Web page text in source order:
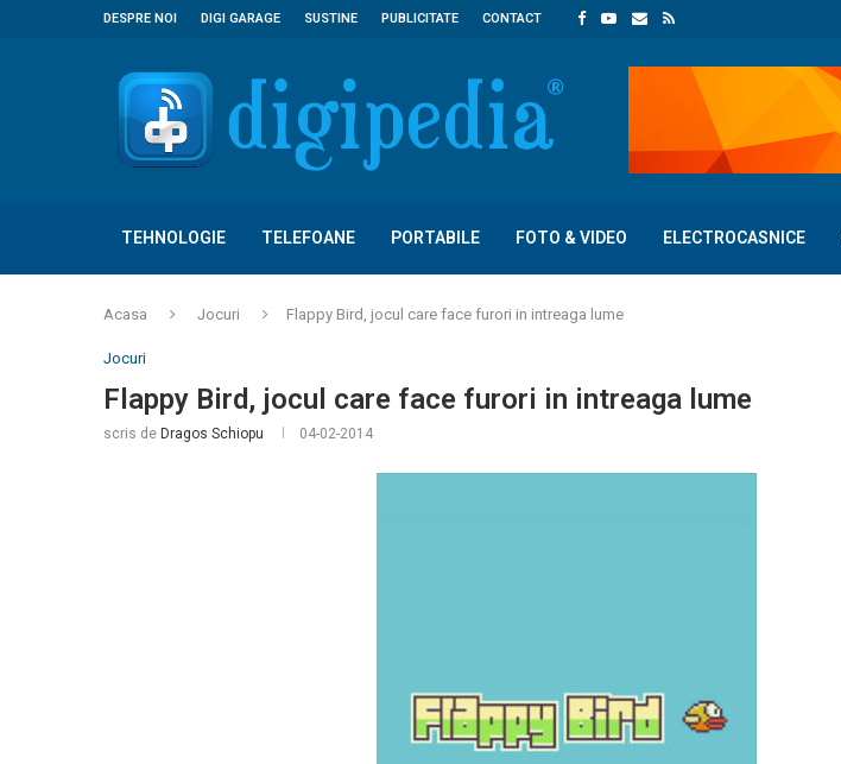
DESPRE NOI DIGI GARAGE SUSTINE PUBLICITATE CONTACT
TEHNOLOGIE TELEFOANE PORTABILE FOTO & VIDEO ELECTROCASNICE
Acasa Jocuri Flappy Bird, jocul care face furori in intreaga lume
Jocuri
Flappy Bird, jocul care face furori in intreaga lume
scris de Dragos Schiopu 04-02-2014